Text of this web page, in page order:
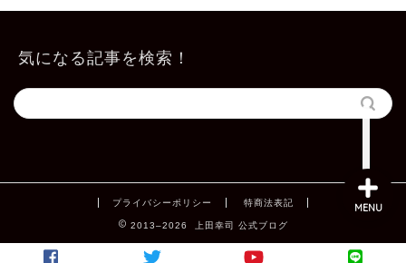
気になる記事を検索！
プライバシーポリシー 特商法表記
2013–2026 上田幸司 公式ブログ
MENU